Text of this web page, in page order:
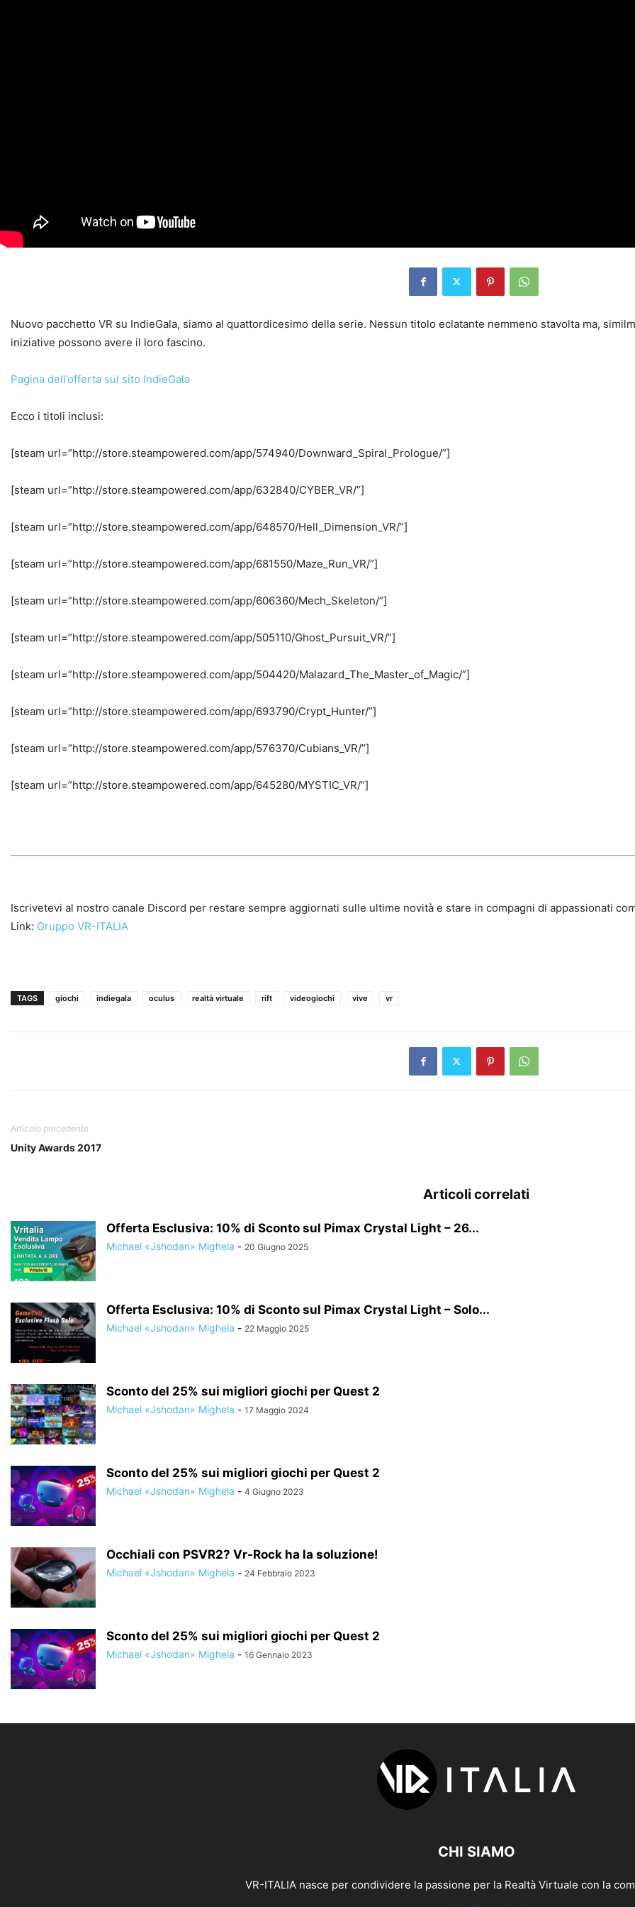
Nuovo pacchetto VR su IndieGala, siamo al quattordicesimo della serie. Nessun titolo eclatante nemmeno stavolta ma,
iniziative possono avere il loro fascino.
Pagina dell’offerta sul sito IndieGala
Ecco i titoli inclusi:
[steam url=”http://store.steampowered.com/app/574940/Downward_Spiral_Prologue/”]
[steam url=”http://store.steampowered.com/app/632840/CYBER_VR/”]
[steam url=”http://store.steampowered.com/app/648570/Hell_Dimension_VR/”]
[steam url=”http://store.steampowered.com/app/681550/Maze_Run_VR/”]
[steam url=”http://store.steampowered.com/app/606360/Mech_Skeleton/”]
[steam url=”http://store.steampowered.com/app/505110/Ghost_Pursuit_VR/”]
[steam url=”http://store.steampowered.com/app/504420/Malazard_The_Master_of_Magic/”]
[steam url=”http://store.steampowered.com/app/693790/Crypt_Hunter/”]
[steam url=”http://store.steampowered.com/app/576370/Cubians_VR/”]
[steam url=”http://store.steampowered.com/app/645280/MYSTIC_VR/”]
Iscrivetevi al nostro canale Discord per restare sempre aggiornati sulle ultime novità e stare in compagni di appassionati
Link: Gruppo VR-ITALIA
TAGS giochi indiegala oculus realtà virtuale rift videogiochi vive vr
Articolo precedente
Unity Awards 2017
Articoli correlati
Offerta Esclusiva: 10% di Sconto sul Pimax Crystal Light – 26...
Michael «Jshodan» Mighela - 20 Giugno 2025
Offerta Esclusiva: 10% di Sconto sul Pimax Crystal Light – Solo...
Michael «Jshodan» Mighela - 22 Maggio 2025
Sconto del 25% sui migliori giochi per Quest 2
Michael «Jshodan» Mighela - 17 Maggio 2024
Sconto del 25% sui migliori giochi per Quest 2
Michael «Jshodan» Mighela - 4 Giugno 2023
Occhiali con PSVR2? Vr-Rock ha la soluzione!
Michael «Jshodan» Mighela - 24 Febbraio 2023
Sconto del 25% sui migliori giochi per Quest 2
Michael «Jshodan» Mighela - 16 Gennaio 2023
CHI SIAMO
VR-ITALIA nasce per condividere la passione per la Realtà Virtuale con la